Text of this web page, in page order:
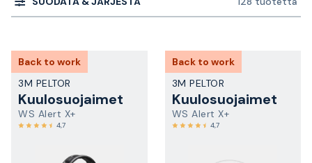
Back to work
3M PELTOR
Kuulosuojaimet
WS Alert X+
4,7
Back to work
3M PELTOR
Kuulosuojaimet
WS Alert X+
4,7